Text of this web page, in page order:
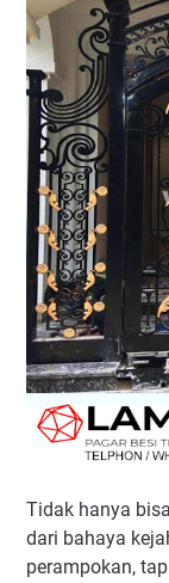
Tidak hanya
dari bahaya
perampokan,